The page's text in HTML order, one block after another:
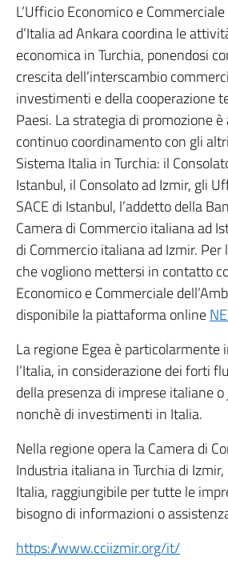
L’Ufficio Economico e
d’Italia ad Ankara coordina le
economica in Turchia, ponendosi
crescita dell’interscambio
investimenti e della cooperazione
Paesi. La strategia di promozione
continuo coordinamento con gli
Sistema Italia in Turchia: il
Istanbul, il Consolato ad Izmir, gli
SACE di Istanbul, l’addetto della
Camera di Commercio italiana ad
di Commercio italiana ad Izmir.
che vogliono mettersi in contatto
Economico e Commerciale
disponibile la piattaforma online
La regione Egea è particolarmente
l’Italia, in considerazione dei forti
della presenza di imprese italiane
nonchè di investimenti in Italia.
Nella regione opera la Camera di
Industria italiana in Turchia di Izmir,
Italia, raggiungibile per tutte le
bisogno di informazioni o
https://www.cciizmir.org/it/